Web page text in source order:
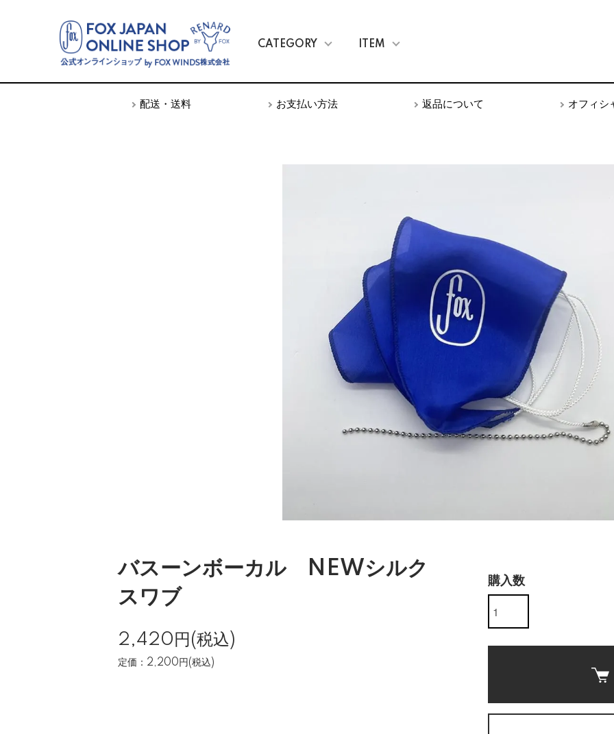
CATEGORY ITEM
配送・送料 お支払い方法 返品について オフィシ
バスーンボーカル NEWシルク
スワブ
2,420円(税込)
定価：2,200円(税込)
購入数